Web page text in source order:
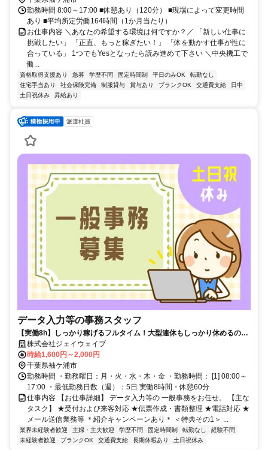
勤務時間 8:00～17:00 ■休憩あり（120分） ■現場によって変更時間
あり ■平均所定労働164時間（1か月当たり）
お仕事内容 ＼あなたの希望する環境は何ですか？／ 「新しい仕事に
挑戦したい」 「正直、もっと稼ぎたい！」 「体を動かす仕事が性に
合っている」 1つでもYesとなったら読み進めて下さい ＼中央機工で
働...
資格取得支援あり 急募 学歴不問 固定時間制 平日のみOK
転勤なし
住宅手当あり
社会保険完備 制服貸与 賞与あり ブランクOK 交通費支給
日中
土日祝休み
昇給あり
派遣社員
データ入力等の事務スタッフ
【実働8h】しっかり稼げるフルタイム！大型連休もしっかり休めるので
オンオフのメリハリは抜群！20～30代が活躍中♪
株式会社ジェイウェイブ
時給1,600円～2,000円
千葉県袖ケ浦市
勤務時間 ・勤務曜日：月・火・水・木・金 ・勤務時間： [1] 08:00～
17:00 ・最低勤務日数（週）：5日 実働8時間・休憩60分
仕事内容 【お仕事詳細】 データ入力等の 一般事務をお任せ。 【主な
タスク】 ★受付および来客対応 ★伝票作成・書類整理 ★電話対応 ★
メール送信業務等 ＊紹介キャンペーンあり＊ ＜特典その1＞ ...
業界未経験者歓迎 主婦・主夫歓迎 学歴不問 固定時間制 転勤なし
経験不問
未経験者歓迎
ブランクOK 交通費支給 長期休暇あり 土日祝休み